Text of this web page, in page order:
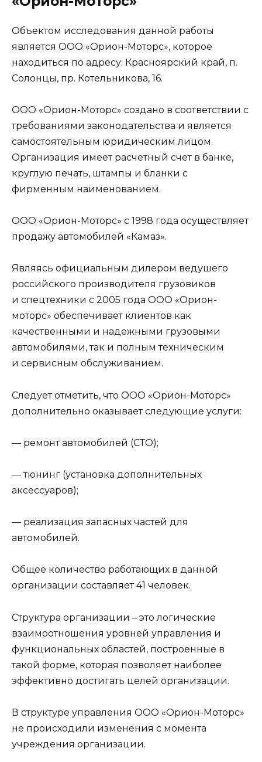
Объектом исследования данной работы
является ООО «Орион-Моторс», которое
находиться по адресу: Красноярский край, п.
Солонцы, пр. Котельникова, 16.
ООО «Орион-Моторс» создано в соответствии с
требованиями законодательства и является
самостоятельным юридическим лицом.
Организация имеет расчетный счет в банке,
круглую печать, штампы и бланки с
фирменным наименованием.
ООО «Орион-Моторс» с 1998 года осуществляет
продажу автомобилей «Камаз».
Являясь официальным дилером ведушего
российского производителя грузовиков
и спецтехники с 2005 года ООО «Орион-
моторс» обеспечивает клиентов как
качественными и надежными грузовыми
автомобилями, так и полным техническим
и сервисным обслуживанием.
Следует отметить, что ООО «Орион-Моторс»
дополнительно оказывает следующие услуги:
— ремонт автомобилей (СТО);
— тюнинг (установка дополнительных
аксессуаров);
— реализация запасных частей для
автомобилей.
Общее количество работающих в данной
организации со­ставляет 41 человек.
Структура организации – это логические
взаимоотношения уровней управления и
функциональных областей, построенные в
такой форме, которая позволяет наиболее
эффективно достигать целей организации.
В структуре управления ООО «Орион-Моторс»
не происходили изменения с момента
учреждения организации.